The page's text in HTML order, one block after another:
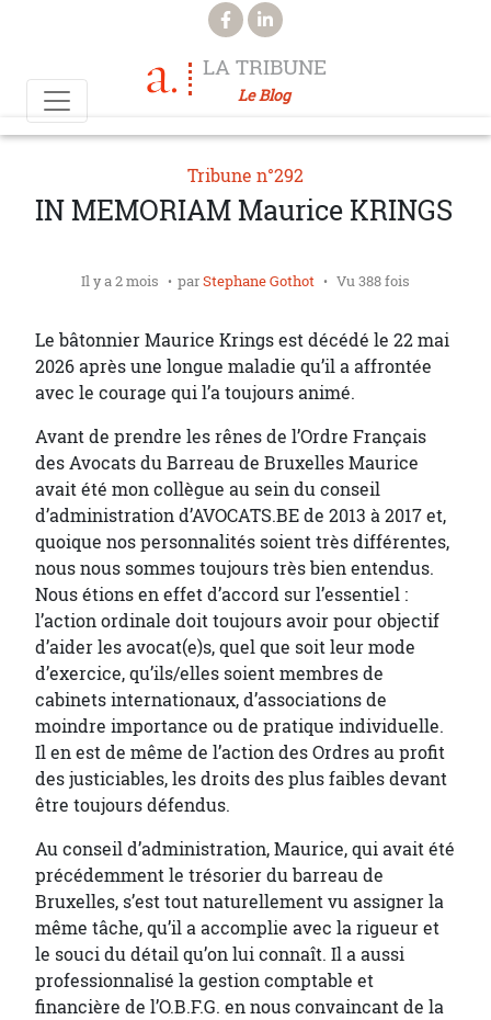
Aller au contenu principal
LA TRIBUNE
Le Blog
Tribune n°292
IN MEMORIAM Maurice KRINGS
Il y a 2 mois parStephane Gothot Vu 388 fois
Le bâtonnier Maurice Krings est décédé le 22 mai
2026 après une longue maladie qu’il a affrontée
avec le courage qui l’a toujours animé.
Avant de prendre les rênes de l’Ordre Français
des Avocats du Barreau de Bruxelles Maurice
avait été mon collègue au sein du conseil
d’administration d’AVOCATS.BE de 2013 à 2017 et,
quoique nos personnalités soient très différentes,
nous nous sommes toujours très bien entendus.
Nous étions en effet d’accord sur l’essentiel :
l’action ordinale doit toujours avoir pour objectif
d’aider les avocat(e)s, quel que soit leur mode
d’exercice, qu’ils/elles soient membres de
cabinets internationaux, d’associations de
moindre importance ou de pratique individuelle.
Il en est de même de l’action des Ordres au profit
des justiciables, les droits des plus faibles devant
être toujours défendus.
Au conseil d’administration, Maurice, qui avait été
précédemment le trésorier du barreau de
Bruxelles, s’est tout naturellement vu assigner la
même tâche, qu’il a accomplie avec la rigueur et
le souci du détail qu’on lui connaît. Il a aussi
professionnalisé la gestion comptable et
financière de l’O.B.F.G. en nous convaincant de la